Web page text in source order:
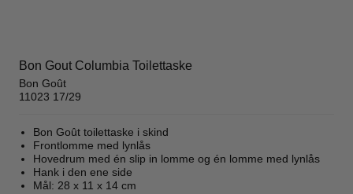
Bon Gout Columbia Toilettaske
Bon Goût
11023 17/29
Bon Goût toilettaske i skind
Frontlomme med lynlås
Hovedrum med én slip in lomme og én lomme med lynlås
Hank i den ene side
Mål: 28 x 11 x 14 cm